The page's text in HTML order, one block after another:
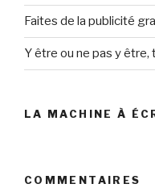
Faites de la publicité
Y être ou ne pas y être,
LA MACHINE À
COMMENTAIRES